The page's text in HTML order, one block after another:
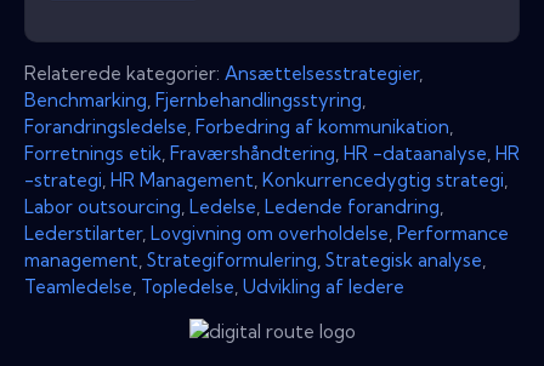
Relaterede kategorier: Ansættelsesstrategier,
Benchmarking Fjernbehandlingsstyring
Forandringsledelse Forbedring af kommunikation
Forretnings etik Fraværshåndtering HR -dataanalyse HR
-strategi HR Management Konkurrencedygtig strategi
Labor outsourcing Ledelse Ledende forandring
Lederstilarter, Lovgivning om overholdelse Performance
management Strategiformulering Strategisk analyse
Teamledelse Topledelse Udvikling af ledere